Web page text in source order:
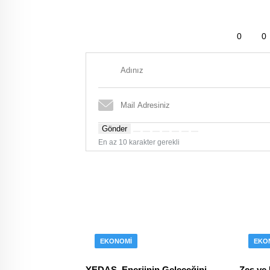
0 0
Gönder
En az 10 karakter gerekli
EKONOMI